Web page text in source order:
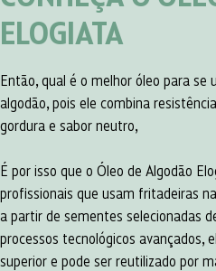
ELOGIATA
Então, qual é o melhor óleo para se
algodão, pois ele combina
gordura e sabor neutro,
É por isso que o Óleo de Algodão
profissionais que usam fritadeiras
a partir de sementes selecionadas
processos tecnológicos avançados,
superior e pode ser reutilizado por